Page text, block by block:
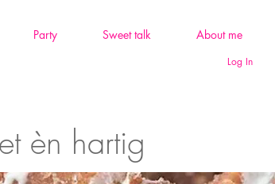
Party Sweet talk About me
Log In
èn hartig